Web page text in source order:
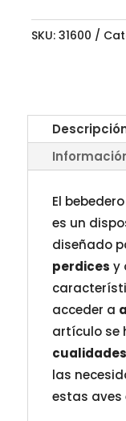
SKU: 31600
El
es un
diseñado
perdices y
acceder a
artículo se
cualidades
las
estas aves